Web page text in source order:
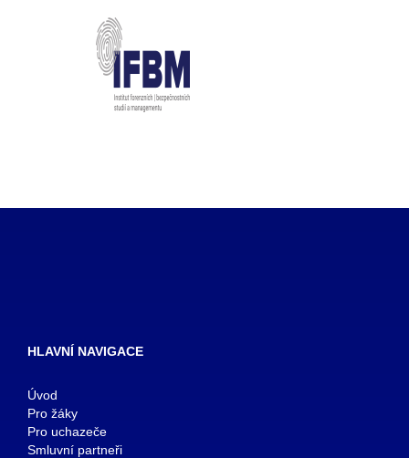
HLAVNÍ NAVIGACE
Úvod
Pro žáky
Pro uchazeče
Smluvní partneři